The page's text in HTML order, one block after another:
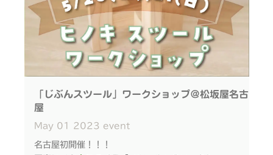
そして、今回のトピック「SDGs」。
2025年の大阪・関西万博でもキーワードになって
IKONIHは大阪を拠点とするおもちゃブランド。
大阪万博を一緒に盛り上げよう！と、ゲストとして奈
良県三宅町長とともに今回参加させていただくことに
「じぶんスツール」ワークショップ＠松坂屋名古
屋
May 01 2023 event
名古屋初開催！！！